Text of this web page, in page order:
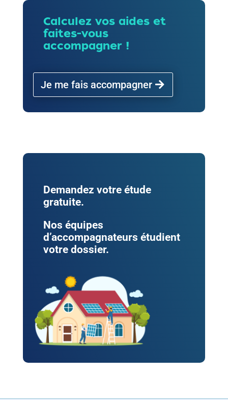
Calculez vos aides et
faites-vous
accompagner !
Je me fais accompagner
Demandez votre étude
gratuite.
Nos équipes
d’accompagnateurs étudient
votre dossier.